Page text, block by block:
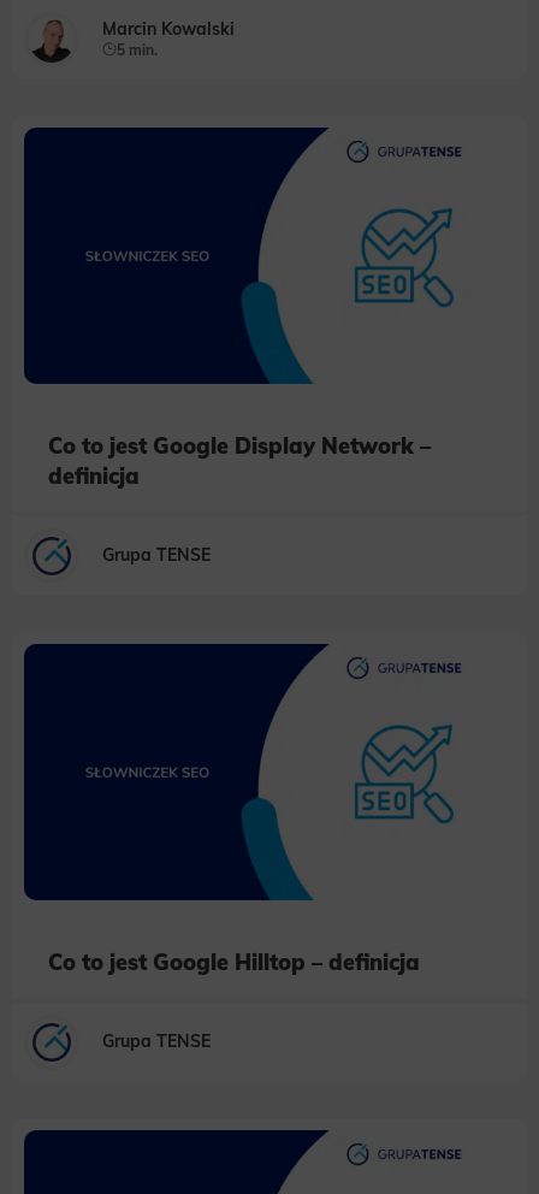
Marcin Kowalski
5 min.
Co to jest Google Display Network –
definicja
Grupa TENSE
Co to jest Google Hilltop – definicja
Grupa TENSE